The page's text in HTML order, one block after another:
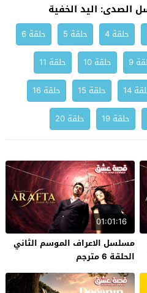
الصدى: اليد الخفية
حلقة 4 حلقة 5
حلقة 6
9 حلقة 10
حلقة 11
14 حلقة 15
حلقة 16
حلقة 19 حلقة 20
01:01:16
مسلسل الاعراف الموسم الثاني
الحلقة 6 مترجم